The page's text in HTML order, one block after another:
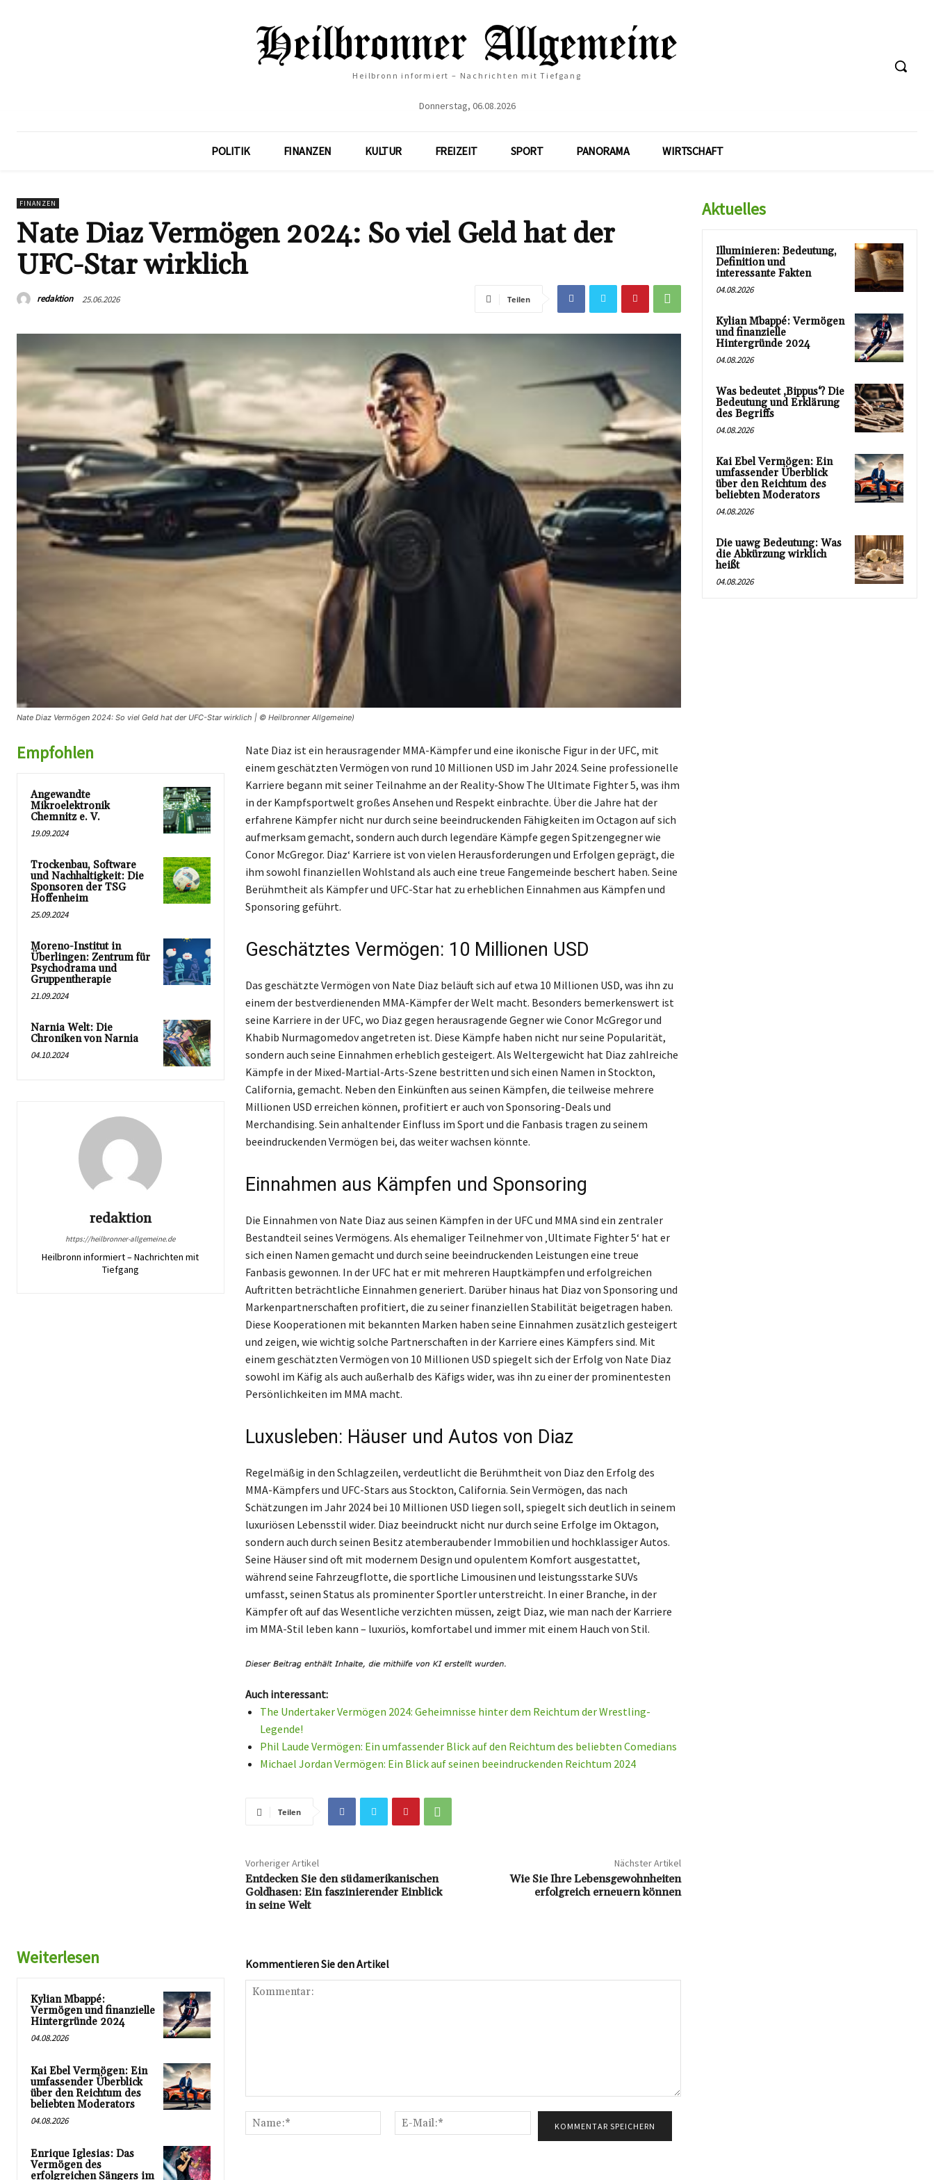
Heilbronn informiert – Nachrichten mit Tiefgang
Donnerstag, 06.08.2026
POLITIK FINANZEN KULTUR FREIZEIT SPORT PANORAMA WIRTSCHAFT
FINANZEN
Nate Diaz Vermögen 2024: So viel Geld hat der
UFC-Star wirklich
redaktion 25.06.2026 Teilen
Nate Diaz Vermögen 2024: So viel Geld hat der UFC-Star wirklich | © Heilbronner Allgemeine)
Empfohlen
Angewandte
Mikroelektronik
Chemnitz e. V.
19.09.2024
Trockenbau, Software
und Nachhaltigkeit: Die
Sponsoren der TSG
Hoffenheim
25.09.2024
Moreno-Institut in
Überlingen: Zentrum für
Psychodrama und
Gruppentherapie
21.09.2024
Narnia Welt: Die
Chroniken von Narnia
04.10.2024
redaktion
https://heilbronner-allgemeine.de
Heilbronn informiert – Nachrichten mit
Tiefgang
Nate Diaz ist ein herausragender MMA-Kämpfer und eine ikonische Figur in der UFC, mit
einem geschätzten Vermögen von rund 10 Millionen USD im Jahr 2024. Seine professionelle
Karriere begann mit seiner Teilnahme an der Reality-Show The Ultimate Fighter 5, was ihm
in der Kampfsportwelt großes Ansehen und Respekt einbrachte. Über die Jahre hat der
erfahrene Kämpfer nicht nur durch seine beeindruckenden Fähigkeiten im Octagon auf sich
aufmerksam gemacht, sondern auch durch legendäre Kämpfe gegen Spitzengegner wie
Conor McGregor. Diaz‘ Karriere ist von vielen Herausforderungen und Erfolgen geprägt, die
ihm sowohl finanziellen Wohlstand als auch eine treue Fangemeinde beschert haben. Seine
Berühmtheit als Kämpfer und UFC-Star hat zu erheblichen Einnahmen aus Kämpfen und
Sponsoring geführt.
Geschätztes Vermögen: 10 Millionen USD
Das geschätzte Vermögen von Nate Diaz beläuft sich auf etwa 10 Millionen USD, was ihn zu
einem der bestverdienenden MMA-Kämpfer der Welt macht. Besonders bemerkenswert ist
seine Karriere in der UFC, wo Diaz gegen herausragende Gegner wie Conor McGregor und
Khabib Nurmagomedov angetreten ist. Diese Kämpfe haben nicht nur seine Popularität,
sondern auch seine Einnahmen erheblich gesteigert. Als Weltergewicht hat Diaz zahlreiche
Kämpfe in der Mixed-Martial-Arts-Szene bestritten und sich einen Namen in Stockton,
California, gemacht. Neben den Einkünften aus seinen Kämpfen, die teilweise mehrere
Millionen USD erreichen können, profitiert er auch von Sponsoring-Deals und
Merchandising. Sein anhaltender Einfluss im Sport und die Fanbasis tragen zu seinem
beeindruckenden Vermögen bei, das weiter wachsen könnte.
Einnahmen aus Kämpfen und Sponsoring
Die Einnahmen von Nate Diaz aus seinen Kämpfen in der UFC und MMA sind ein zentraler
Bestandteil seines Vermögens. Als ehemaliger Teilnehmer von ‚Ultimate Fighter 5‘ hat er
sich einen Namen gemacht und durch seine beeindruckenden Leistungen eine treue
Fanbasis gewonnen. In der UFC hat er mit mehreren Hauptkämpfen und erfolgreichen
Auftritten beträchtliche Einnahmen generiert. Darüber hinaus hat Diaz von Sponsoring und
Markenpartnerschaften profitiert, die zu seiner finanziellen Stabilität beigetragen haben.
Diese Kooperationen mit bekannten Marken haben seine Einnahmen zusätzlich gesteigert
und zeigen, wie wichtig solche Partnerschaften in der Karriere eines Kämpfers sind. Mit
einem geschätzten Vermögen von 10 Millionen USD spiegelt sich der Erfolg von Nate Diaz
sowohl im Käfig als auch außerhalb des Käfigs wider, was ihn zu einer der prominentesten
Persönlichkeiten im MMA macht.
Luxusleben: Häuser und Autos von Diaz
Regelmäßig in den Schlagzeilen, verdeutlicht die Berühmtheit von Diaz den Erfolg des
MMA-Kämpfers und UFC-Stars aus Stockton, California. Sein Vermögen, das nach
Schätzungen im Jahr 2024 bei 10 Millionen USD liegen soll, spiegelt sich deutlich in seinem
luxuriösen Lebensstil wider. Diaz beeindruckt nicht nur durch seine Erfolge im Oktagon,
sondern auch durch seinen Besitz atemberaubender Immobilien und hochklassiger Autos.
Seine Häuser sind oft mit modernem Design und opulentem Komfort ausgestattet,
während seine Fahrzeugflotte, die sportliche Limousinen und leistungsstarke SUVs
umfasst, seinen Status als prominenter Sportler unterstreicht. In einer Branche, in der
Kämpfer oft auf das Wesentliche verzichten müssen, zeigt Diaz, wie man nach der Karriere
im MMA-Stil leben kann – luxuriös, komfortabel und immer mit einem Hauch von Stil.
Auch interessant:
The Undertaker Vermögen 2024: Geheimnisse hinter dem Reichtum der Wrestling-
Legende!
Phil Laude Vermögen: Ein umfassender Blick auf den Reichtum des beliebten Comedians
Michael Jordan Vermögen: Ein Blick auf seinen beeindruckenden Reichtum 2024
Teilen
Vorheriger Artikel
Entdecken Sie den südamerikanischen
Goldhasen: Ein faszinierender Einblick
in seine Welt
Nächster Artikel
Wie Sie Ihre Lebensgewohnheiten
erfolgreich erneuern können
Weiterlesen
Kylian Mbappé:
Vermögen und finanzielle
Hintergründe 2024
04.08.2026
Kai Ebel Vermögen: Ein
umfassender Überblick
über den Reichtum des
beliebten Moderators
04.08.2026
Enrique Iglesias: Das
Vermögen des
erfolgreichen Sängers im
Kommentieren Sie den Artikel
Name:*
Mail:*
Aktuelles
Illuminieren: Bedeutung,
Definition und
interessante Fakten
04.08.2026
Kylian Mbappé: Vermögen
und finanzielle
Hintergründe 2024
04.08.2026
Was bedeutet ‚Bippus‘? Die
Bedeutung und Erklärung
des Begriffs
04.08.2026
Kai Ebel Vermögen: Ein
umfassender Überblick
über den Reichtum des
beliebten Moderators
04.08.2026
Die uawg Bedeutung: Was
die Abkürzung wirklich
heißt
04.08.2026